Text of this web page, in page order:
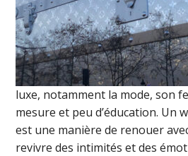
luxe, notamment la mode, son
mesure et peu d’éducation. Un
est une manière de renouer
revivre des intimités et des